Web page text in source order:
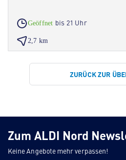
Geöffnet bis 21 Uhr
2,7 km
ZURÜCK ZUR
Zum ALDI Nord
Keine Angebote mehr verpassen!